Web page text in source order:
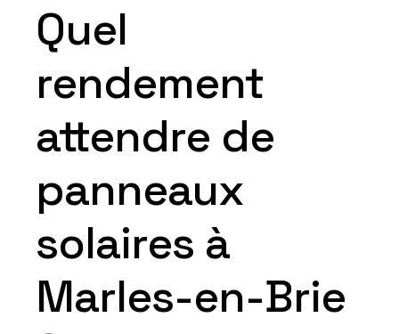
Quel
rendement
attendre de
panneaux
solaires à
Marles-en-Brie